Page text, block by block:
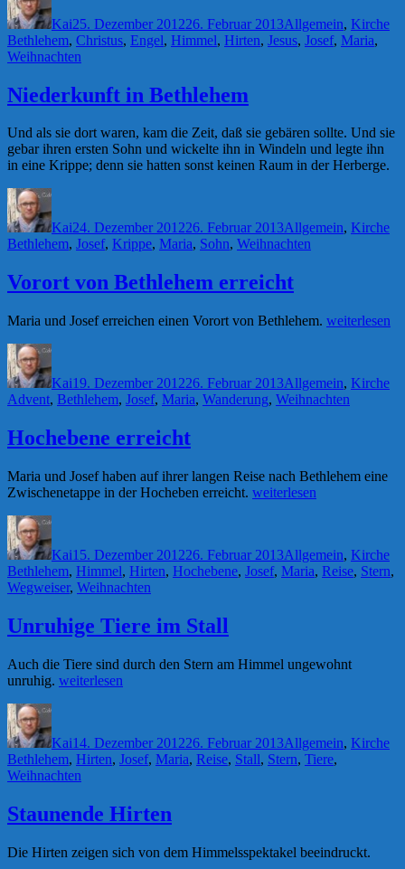
Kai25. Dezember 201226. Februar 2013Allgemein, Kirche
Bethlehem, Christus, Engel, Himmel, Hirten, Jesus, Josef, Maria,
Weihnachten
Niederkunft in Bethlehem
Und als sie dort waren, kam die Zeit, daß sie gebären sollte. Und sie
gebar ihren ersten Sohn und wickelte ihn in Windeln und legte ihn
in eine Krippe; denn sie hatten sonst keinen Raum in der Herberge.
Autor
Kai24. Dezember 201226. Februar 2013Allgemein, Kirche
Bethlehem, Josef, Krippe, Maria, Sohn, Weihnachten
Vorort von Bethlehem erreicht
Maria und Josef erreichen einen Vorort von Bethlehem. „Vorort
weiterlesen
Autor
Kai19. Dezember 201226. Februar 2013Allgemein, Kirche
Advent, Bethlehem, Josef, Maria, Wanderung, Weihnachten
Hochebene erreicht
Maria und Josef haben auf ihrer langen Reise nach Bethlehem eine
Zwischenetappe in der Hocheben erreicht. „Hochebene
weiterlesen
Autor
Kai15. Dezember 201226. Februar 2013Allgemein, Kirche
Bethlehem, Himmel, Hirten, Hochebene, Josef, Maria, Reise, Stern,
Wegweiser, Weihnachten
Unruhige Tiere im Stall
Auch die Tiere sind durch den Stern am Himmel ungewohnt
unruhig. „Unruhige
weiterlesen
Autor
Kai14. Dezember 201226. Februar 2013Allgemein, Kirche
Bethlehem, Hirten, Josef, Maria, Reise, Stall, Stern, Tiere,
Weihnachten
Staunende Hirten
Die Hirten zeigen sich von dem Himmelsspektakel beeindruckt.